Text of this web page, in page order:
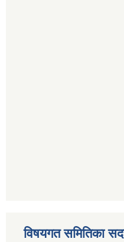
विषयगत समितिका